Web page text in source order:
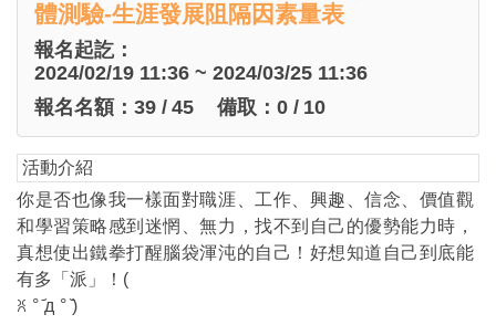
體測驗-生涯發展阻隔因素量表
報名起訖：
2024/02/19 11:36 ~ 2024/03/25 11:36
報名名額： 39 / 45 備取： 0 / 10
活動介紹
你是否也像我一樣面對職涯、工作、興趣、信念、價值觀
和學習策略感到迷惘、無力，找不到自己的優勢能力時，
真想使出鐵拳打醒腦袋渾沌的自己！好想知道自己到底能
有多「派」！(
ꐦ ° д ° )